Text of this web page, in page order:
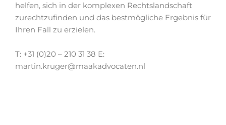
helfen, sich in der komplexen Rechtslandschaft
zurechtzufinden und das bestmögliche Ergebnis für
Ihren Fall zu erzielen.
T: +31 (0)20 – 210 31 38 E:
martin.kruger@maakadvocaten.nl